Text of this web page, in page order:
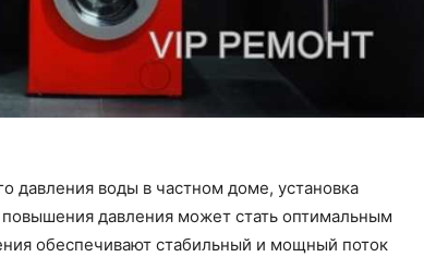
давления воды в частном доме, установка
давления может стать оптимальным
обеспечивают стабильный и мощный поток